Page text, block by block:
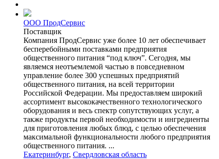
ООО ПродСервис
Поставщик
Компания ПродСервис уже более 10 лет обеспечивает
бесперебойными поставками предприятия
общественного питания “под ключ”. Сегодня, мы
являемся неотъемлемой частью в повседневном
управление более 300 успешных предприятий
общественного питания, на всей территории
Российской Федерации. Мы предоставляем широкий
ассортимент высококачественного технологического
оборудования и весь спектр сопутствующих услуг, а
также продукты первой необходимости и ингредиенты
для приготовления любых блюд, с целью обеспечения
максимальной функциональности любого предприятия
общественного питания. ...
Екатеринбург, Свердловская область